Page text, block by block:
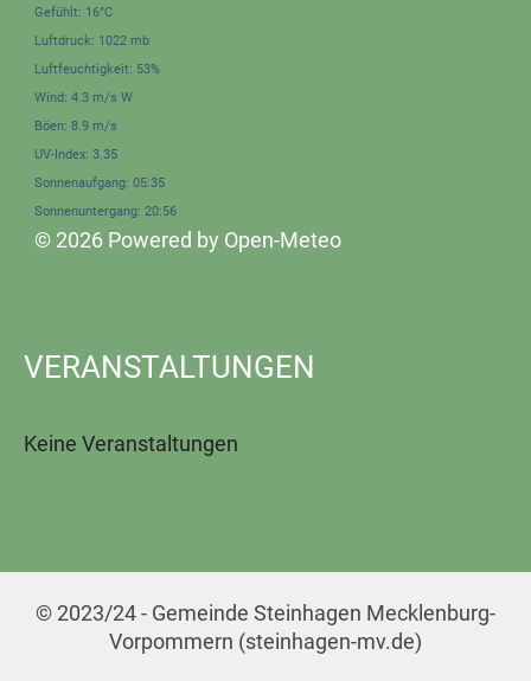
Gefühlt: 16°C
Luftdruck: 1022 mb
Luftfeuchtigkeit: 53%
Wind: 4.3 m/s W
Böen: 8.9 m/s
UV-Index: 3.35
Sonnenaufgang: 05:35
Sonnenuntergang: 20:56
© 2026 Powered by Open-Meteo
VERANSTALTUNGEN
Keine Veranstaltungen
© 2023/24 - Gemeinde Steinhagen Mecklenburg-
Vorpommern (steinhagen-mv.de)